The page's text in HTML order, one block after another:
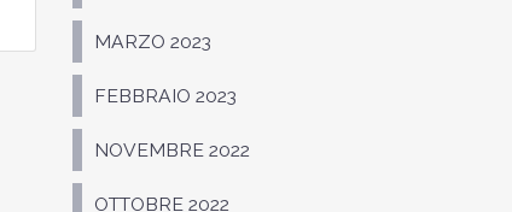
MARZO 2023
FEBBRAIO 2023
NOVEMBRE 2022
OTTOBRE 2022